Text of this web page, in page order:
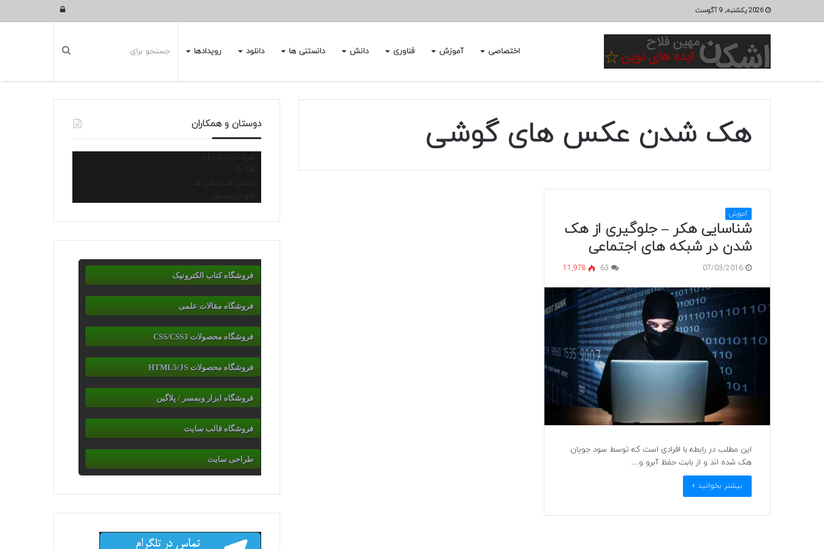
2026 یکشنبه, 9 آگوست ورود
اختصاصی آموزش فناوری دانش دانستنی ها دانلود رویدادها
هک شدن عکس های گوشی
آموزش
شناسایی هکر – جلوگیری از هک
شدن در شبکه های اجتماعی
07/03/2016
63
11,978
این مطلب در رابطه با افرادی است که توسط سود جویان
هک شده اند و از بابت حفظ آبرو و…
بیشتر بخوانید »
دوستان و همکاران
شرکت دانش آرا
انجمن استارتاپ ها
نانو پروسسور
فروشگاه کتاب الکترونیک
فروشگاه مقالات علمی
فروشگاه محصولات CSS/CSS3
فروشگاه محصولات HTML5/JS
فروشگاه ابزار وبمسر / پلاگین
فروشگاه قالب سایت
طراحی سایت